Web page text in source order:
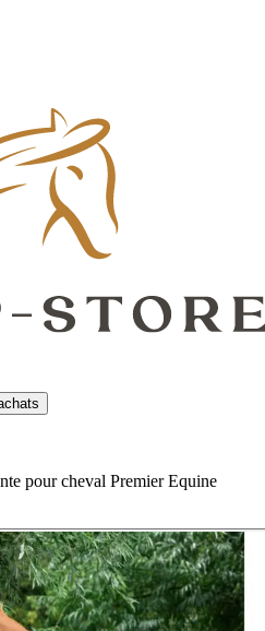
pour cheval Premier Equine